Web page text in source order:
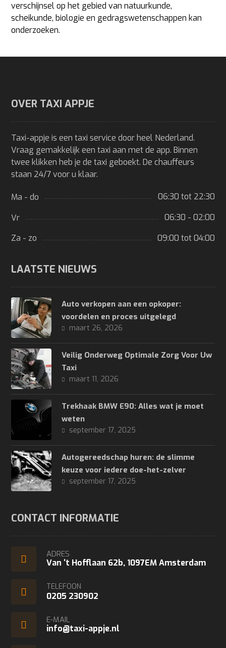
verschijnsel op het gebied van natuurkunde,
scheikunde, biologie en gedragswetenschappen kan
onderzoeken.
OVER TAXI APPJE
Taxi-appje is een taxi service door heel Nederland.
Vraag gemakkelijk een taxi aan met de app. Binnen
twee klikken heb je de taxi geboekt. De chauffeurs
staan 24/7 voor u klaar.
Ma - do
06:30 tot 22:30
Vr
06:30 - 02:00
Za - zo
09:00 tot 04:00
LAATSTE NIEUWS
Auto verkopen aan een opkoper:
voordelen en proces uitgelegd
maart 26, 2026
Veilig Onderweg Optimale Zorg Voor Uw
Taxi
maart 11, 2026
Trekhaak BMW E90: Alles wat je moet
weten
september 17, 2025
Autogereedschap huren: de slimme
keuze voor iedere doe-het-zelver
september 17, 2025
CONTACT INFORMATIE
ADRES
Van ‘t Hofflaan 62b, 1097EM Amsterdam
TELEFOON
0205 230902
E-MAIL
info@taxi-appje.nl